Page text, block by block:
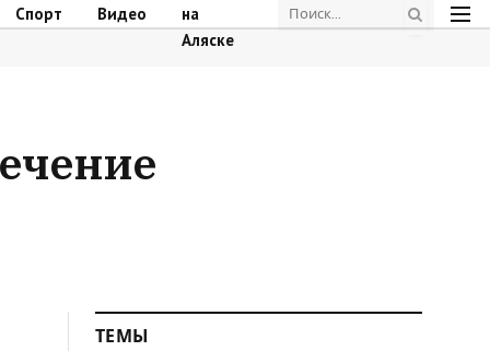
Спорт Видео
на
Аляске
ТЕМЫ